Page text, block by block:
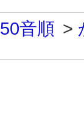
50音順 >